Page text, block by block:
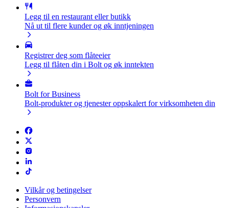
Legg til en restaurant eller butikk
Nå ut til flere kunder og øk inntjeningen
Registrer deg som flåteeier
Legg til flåten din i Bolt og øk inntekten
Bolt for Business
Bolt-produkter og tjenester oppskalert for virksomheten din
Vilkår og betingelser
Personvern